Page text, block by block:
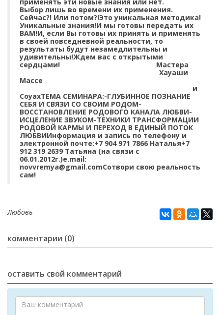
Выбор лишь во времени их применения.
Сейчас?! Или потом?!Это уникальная методика!
Уникальные знания!И мы готовы передать их
ВАМ!И, если Вы готовы их принять и применять
в своей повседневной реальности, то
результаты будут незамедлительны и
удивительны!Ждем вас с открытыми
сердцами! Мастера
Хауаши
Массе
и
СоуахТЕМА СЕМИНАРА:-ГЛУБИННОЕ ПОЗНАНИЕ
СЕБЯ И СВЯЗИ СО СВОИМ РОДОМ-
ВОССТАНОВЛЕНИЕ РОДОВОГО КАНАЛА ЛЮБВИ-
ИСЦЕЛЕНИЕ ЗВУКОМ-ТЕХНИКИ ТРАНСФОРМАЦИИ
РОДОВОЙ КАРМЫ И ПЕРЕХОД В ЕДИНЫЙ ПОТОК
ЛЮБВИИнформация и запись по телефону и
электронной почте:+7 904 971 7866 Наталья+7
912 319 2639 Татьяна (на связи с
06.01.2012г.)e.mail:
novvremya@gmail.comСотвори свою реальность
сам!
Любовь
комментарии (0)
оставить свой комментарий